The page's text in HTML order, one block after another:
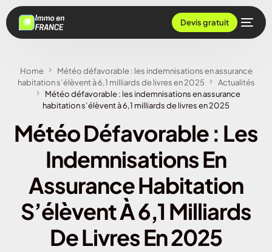
Devis gratuit
Home
Météo défavorable : les indemnisations en assurance
habitation s’élèvent à 6,1 milliards de livres en 2025
Actualités
Météo défavorable : les indemnisations en assurance
habitation s’élèvent à 6,1 milliards de livres en 2025
Météo Défavorable : Les
Indemnisations En
Assurance Habitation
S’élèvent À 6,1 Milliards
De Livres En 2025